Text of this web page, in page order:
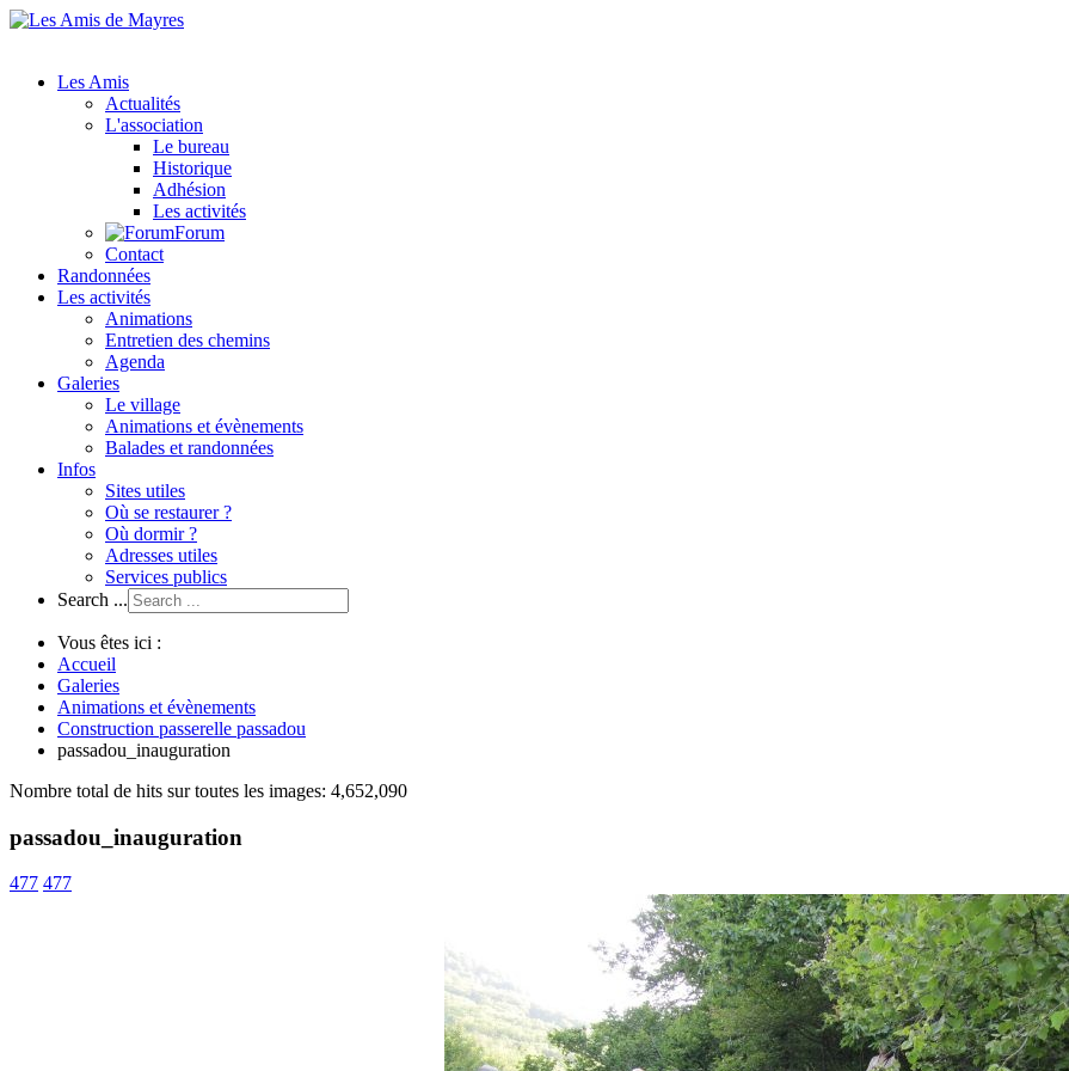
Les Amis
Actualités
L'association
Le bureau
Historique
Adhésion
Les activités
Forum
Contact
Randonnées
Les activités
Animations
Entretien des chemins
Agenda
Galeries
Le village
Animations et évènements
Balades et randonnées
Infos
Sites utiles
Où se restaurer ?
Où dormir ?
Adresses utiles
Services publics
Search ...
Vous êtes ici :
Accueil
Galeries
Animations et évènements
Construction passerelle passadou
passadou_inauguration
Nombre total de hits sur toutes les images: 4,652,090
passadou_inauguration
477 477